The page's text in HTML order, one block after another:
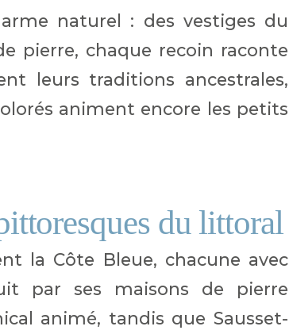
naturel : des vestiges du
pierre, chaque recoin raconte
leurs traditions ancestrales,
animent encore les petits
du littoral
la Côte Bleue, chacune avec
par ses maisons de pierre
animé, tandis que Sausset-